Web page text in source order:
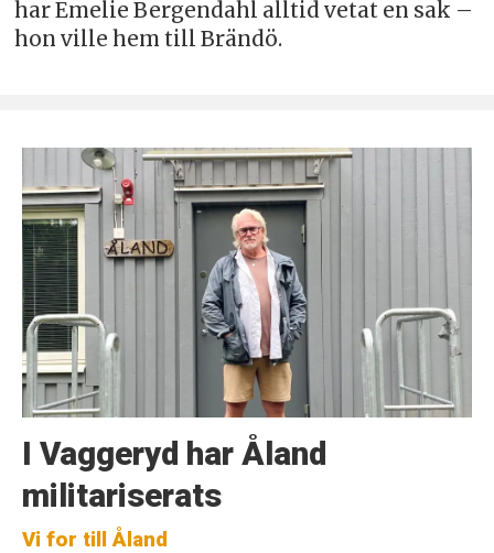
har Emelie Bergendahl alltid vetat en sak –
hon ville hem till Brändö.
I Vaggeryd har Åland
militariserats
Vi for till Åland